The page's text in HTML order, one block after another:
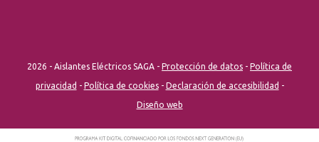
2026 - Aislantes Eléctricos SAGA - Protección de datos - Política de
privacidad - Política de cookies- Declaración de accesibilidad -
Diseño web